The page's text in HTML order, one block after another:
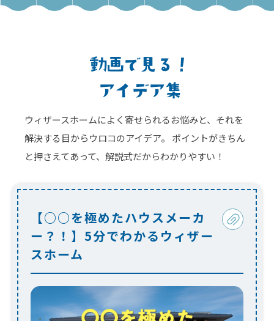
ウィザースホームによく寄せられるお悩みと、それを
解決する目からウロコのアイデア。
ポイントがきちん
と押さえてあって、解説式だからわかりやすい！
【○○を極めたハウスメーカ
ー？！】5分でわかるウィザー
スホーム